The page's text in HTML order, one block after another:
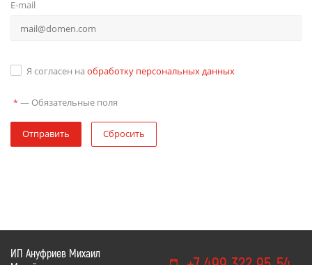
E-mail
Я согласен на обработку персональных данных
* — Обязательные поля
Отправить Сбросить
ИП Ануфриев Михаил